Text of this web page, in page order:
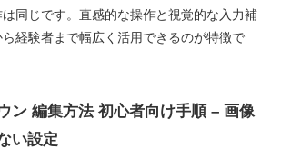
同じです。直感的な操作と視覚的な入力補
経験者まで幅広く活用できるのが特徴で
ン 編集方法 初心者向け手順 – 画像
い設定